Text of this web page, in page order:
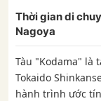
Thời gian di
Nagoya
Tàu "Kodama" là
Tokaido
hành trình ước